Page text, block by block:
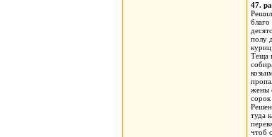
47.
полу
куриц
Теща
жены
туда
чтоб